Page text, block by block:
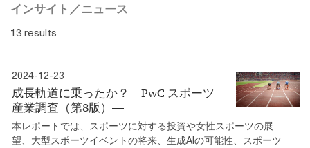
インサイト／ニュース
13 results
2024-12-23
成長軌道に乗ったか？―PwC スポーツ
産業調査（第8版）―
本レポートでは、スポーツに対する投資や女性スポーツの展
望、大型スポーツイベントの将来、生成AIの可能性、スポーツ